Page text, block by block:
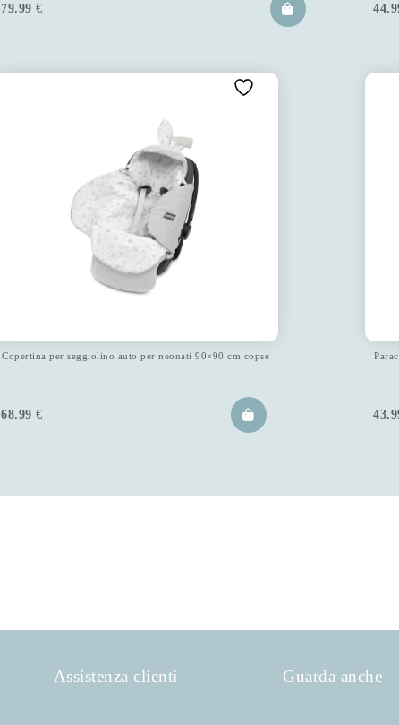
79.99 €
Copertina per seggiolino auto per neonati 90×90 cm copse
68.99 €
Assistenza clienti Guarda anche